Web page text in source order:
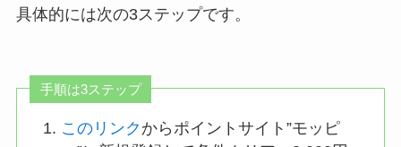
具体的には次の3ステップです。
手順は3ステップ
このリンク からポイントサイト”モッピ